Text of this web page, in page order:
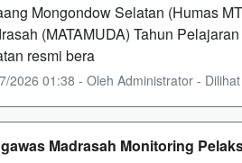
Mongondow Selatan (Humas
(MATAMUDA) Tahun
resmi bera
2026 01:38 - Oleh Administrator -
Madrasah Monitoring